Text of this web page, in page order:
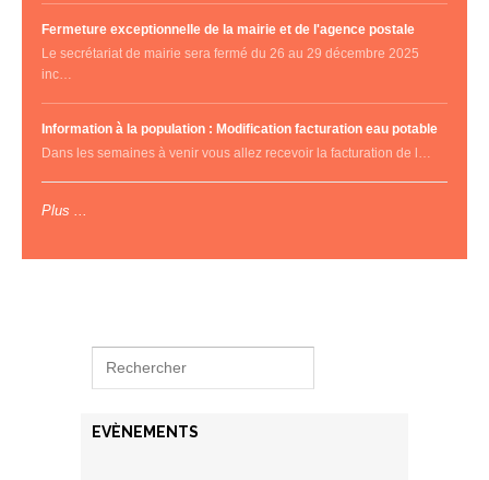
Fermeture exceptionnelle de la mairie et de l'agence postale
Le secrétariat de mairie sera fermé du 26 au 29 décembre 2025
inc…
Information à la population : Modification facturation eau potable
Dans les semaines à venir vous allez recevoir la facturation de l…
Plus ...
EVÈNEMENTS